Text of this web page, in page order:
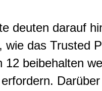
deuten darauf
wie das Trusted
12 beibehalten